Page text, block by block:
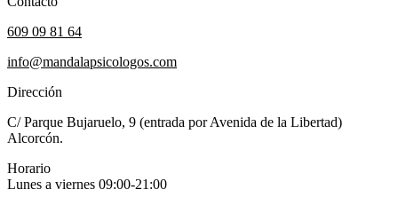
609 09 81 64
info@mandalapsicologos.com
Dirección
C/ Parque Bujaruelo, 9 (entrada por Avenida de la Libertad)
Alcorcón.
Horario
Lunes a viernes 09:00-21:00